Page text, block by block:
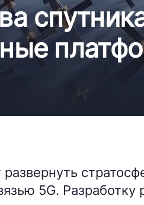
развернуть
5G. Разработку